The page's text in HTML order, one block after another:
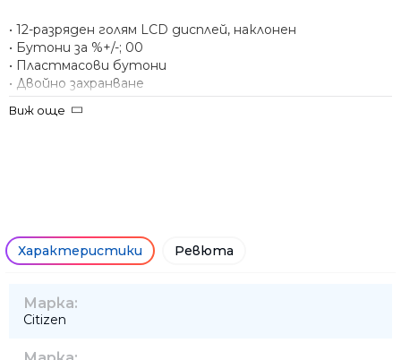
• 12-разряден голям LCD дисплей, наклонен
• Бутони за %+/-; 00
• Пластмасови бутони
• Двойно захранване
• Размери – 124x102x25 mm
• Тегло – 94 g
Виж още
Характеристики Ревюта
Марка:
Citizen